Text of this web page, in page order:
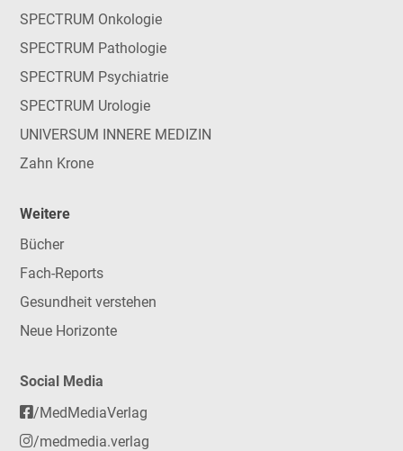
SPECTRUM Onkologie
SPECTRUM Pathologie
SPECTRUM Psychiatrie
SPECTRUM Urologie
UNIVERSUM INNERE MEDIZIN
Zahn Krone
Weitere
Bücher
Fach-Reports
Gesundheit verstehen
Neue Horizonte
Social Media
/MedMediaVerlag
/medmedia.verlag